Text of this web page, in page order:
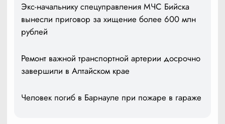
Экс-начальнику спецуправления МЧС Бийска
вынесли приговор за хищение более 600 млн
рублей
Ремонт важной транспортной артерии досрочно
завершили в Алтайском крае
Человек погиб в Барнауле при пожаре в гараже